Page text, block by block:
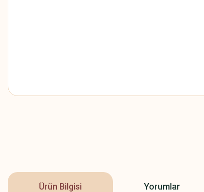
Ürün Bilgisi Yorumlar